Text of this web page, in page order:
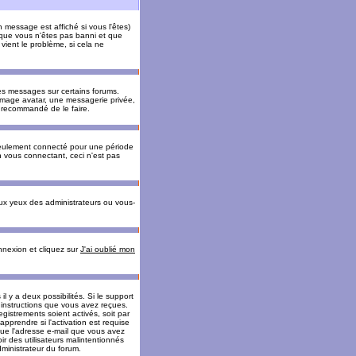
message est affiché si vous l'êtes)
vous n'êtes pas banni et que
le problème, si cela ne
messages sur certains forums.
avatar, une messagerie privée,
de le faire.
connecté pour une période
vous connectant, ceci n'est pas
yeux des administrateurs ou vous-
et cliquez surJ'ai oublié mon
y a deux possibilités. Si le support
que vous avez reçues.
soient activés, soit par
si l'activation est requise
l'adresse e-mail que vous avez
des utilisateurs malintentionnés
du forum.